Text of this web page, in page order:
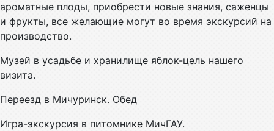
ароматные плоды, приобрести новые знания, саженцы
и фрукты, все желающие могут во время экскурсий на
производство.
Музей в усадьбе и хранилище яблок-цель нашего
визита.
Переезд в Мичуринск. Обед
Игра-экскурсия в питомнике МичГАУ.